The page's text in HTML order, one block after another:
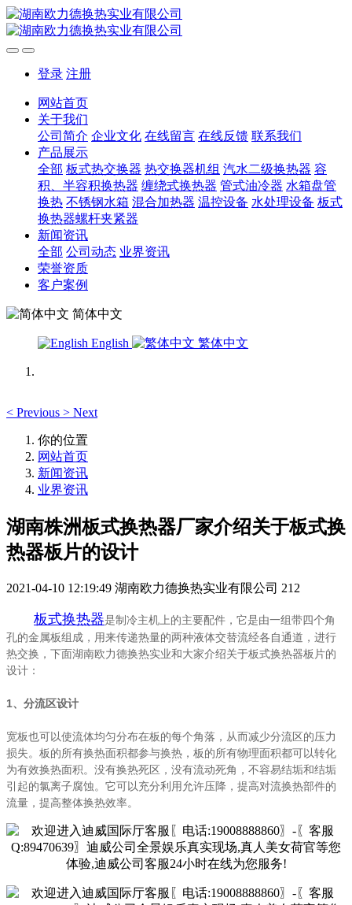
登录 注册
网站首页
关于我们
公司简介 企业文化 在线留言 在线反馈 联系我们
产品展示
全部 板式热交换器 热交换器机组 汽水二级换热器 容
积、半容积换热器 缠绕式换热器 管式油冷器 水箱盘管
换热 不锈钢水箱 混合加热器 温控设备 水处理设备 板式
换热器螺杆夹紧器
新闻资讯
全部 公司动态 业界资讯
荣誉资质
客户案例
简体中文
English 繁体中文
< Previous > Next
你的位置
网站首页
新闻资讯
业界资讯
湖南株洲板式换热器厂家介绍关于板式换
热器板片的设计
2021-04-10 12:19:49 湖南欧力德换热实业有限公司 212
板式换热器是制冷主机上的主要配件，它是由一组带四个角
孔的金属板组成，用来传递热量的两种液体交替流经各自通道，进行
热交换，下面湖南欧力德换热实业和大家介绍关于板式换热器板片的
设计：
1、分流区设计
宽板也可以使流体均匀分布在板的每个角落，从而减少分流区的压力
损失。板的所有换热面积都参与换热，板的所有物理面积都可以转化
为有效换热面积。没有换热死区，没有流动死角，不容易结垢和结垢
引起的氯离子腐蚀。它可以充分利用允许压降，提高对流换热部件的
流量，提高整体换热效率。